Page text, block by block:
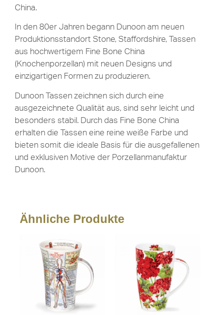
China.
In den 80er Jahren begann Dunoon am neuen
Produktionsstandort Stone, Staffordshire, Tassen
aus hochwertigem Fine Bone China
(Knochenporzellan) mit neuen Designs und
einzigartigen Formen zu produzieren.
Dunoon Tassen zeichnen sich durch eine
ausgezeichnete Qualität aus, sind sehr leicht und
besonders stabil. Durch das Fine Bone China
erhalten die Tassen eine reine weiße Farbe und
bieten somit die ideale Basis für die ausgefallenen
und exklusiven Motive der Porzellanmanufaktur
Dunoon.
Ähnliche Produkte